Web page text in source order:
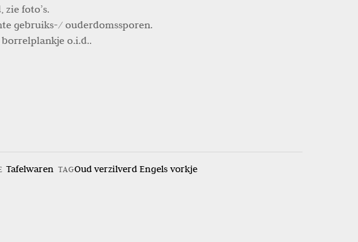
zie foto’s.
gebruiks-/ ouderdomssporen.
o.i.d..
Tafelwaren TAGOud verzilverd Engels vorkje